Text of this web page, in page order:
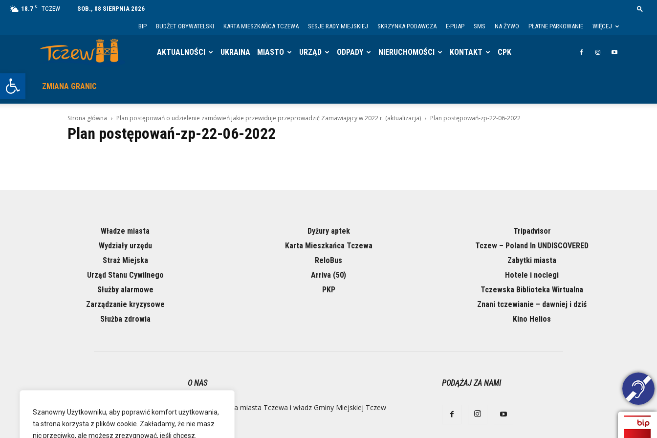
Otwórz pasek narzędzi
Szanowny Użytkowniku, aby poprawić komfort użytkowania,
ta strona korzysta z plików cookie. Zakładamy, że nie masz
nic przeciwko, ale możesz zrezygnować, jeśli chcesz.
18.7 C TCZEW SOB., 08 SIERPNIA 2026
BIP BUDŻET OBYWATELSKI KARTA MIESZKAŃCA TCZEWA SESJE RADY MIEJSKIEJ SKRZYNKA PODAWCZA E-PUAP SMS NA ŻYWO PŁATNE PARKOWANIE WIĘCEJ
AKTUALNOŚCI UKRAINA MIASTO URZĄD ODPADY NIERUCHOMOŚCI KONTAKT CPK
ZMIANA GRANIC
Strona główna Plan postępowań o udzielenie zamówień jakie przewiduje przeprowadzić Zamawiający w 2022 r. (aktualizacja) Plan postępowań-zp-22-06-2022
Plan postępowań-zp-22-06-2022
Władze miasta
Wydziały urzędu
Straż Miejska
Urząd Stanu Cywilnego
Służby alarmowe
Zarządzanie kryzysowe
Służba zdrowia
Dyżury aptek
Karta Mieszkańca Tczewa
ReloBus
Arriva (50)
PKP
Tripadvisor
Tczew – Poland In UNDISCOVERED
Zabytki miasta
Hotele i noclegi
Tczewska Biblioteka Wirtualna
Znani tczewianie – dawniej i dziś
Kino Helios
O NAS
Oficjalna strona miasta Tczewa i władz Gminy Miejskiej Tczew
PODĄŻAJ ZA NAMI